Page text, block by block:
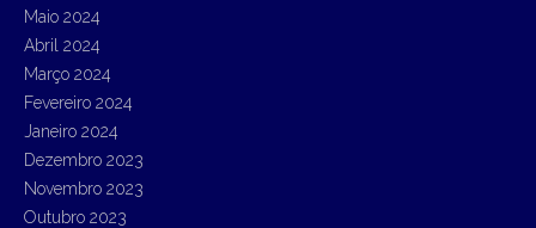
Maio 2024
Abril 2024
Março 2024
Fevereiro 2024
Janeiro 2024
Dezembro 2023
Novembro 2023
Outubro 2023